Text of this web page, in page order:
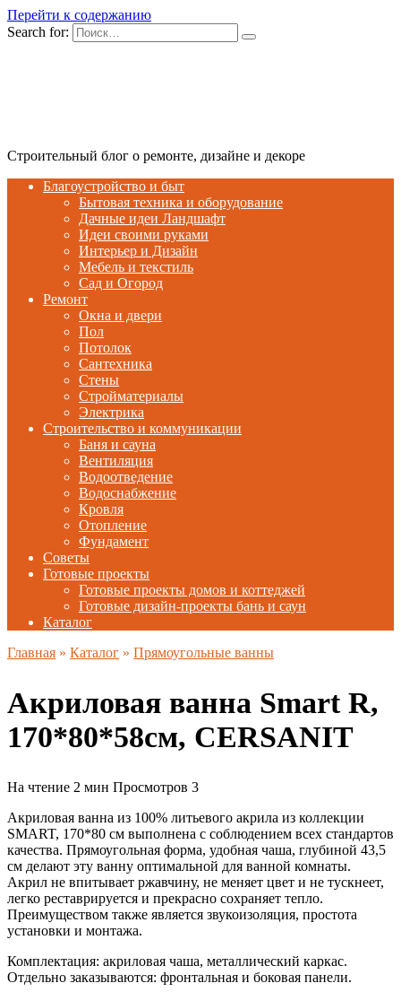
Перейти к содержанию
Search for:
Строительный блог о ремонте, дизайне и декоре
Благоустройство и быт
Бытовая техника и оборудование
Дачные идеи Ландшафт
Идеи своими руками
Интерьер и Дизайн
Мебель и текстиль
Сад и Огород
Ремонт
Окна и двери
Пол
Потолок
Сантехника
Стены
Стройматериалы
Электрика
Строительство и коммуникации
Баня и сауна
Вентиляция
Водоотведение
Водоснабжение
Кровля
Отопление
Фундамент
Советы
Готовые проекты
Готовые проекты домов и коттеджей
Готовые дизайн-проекты бань и саун
Каталог
Главная » Каталог » Прямоугольные ванны
Акриловая ванна Smart R,
170*80*58см, CERSANIT
На чтение 2 мин Просмотров 3
Акриловая ванна из 100% литьевого акрила из коллекции
SMART, 170*80 см выполнена с соблюдением всех стандартов
качества. Прямоугольная форма, удобная чаша, глубиной 43,5
см делают эту ванну оптимальной для ванной комнаты.
Акрил не впитывает ржавчину, не меняет цвет и не тускнеет,
легко реставрируется и прекрасно сохраняет тепло.
Преимуществом также является звукоизоляция, простота
установки и монтажа.
Комплектация: акриловая чаша, металлический каркас.
Отдельно заказываются: фронтальная и боковая панели.